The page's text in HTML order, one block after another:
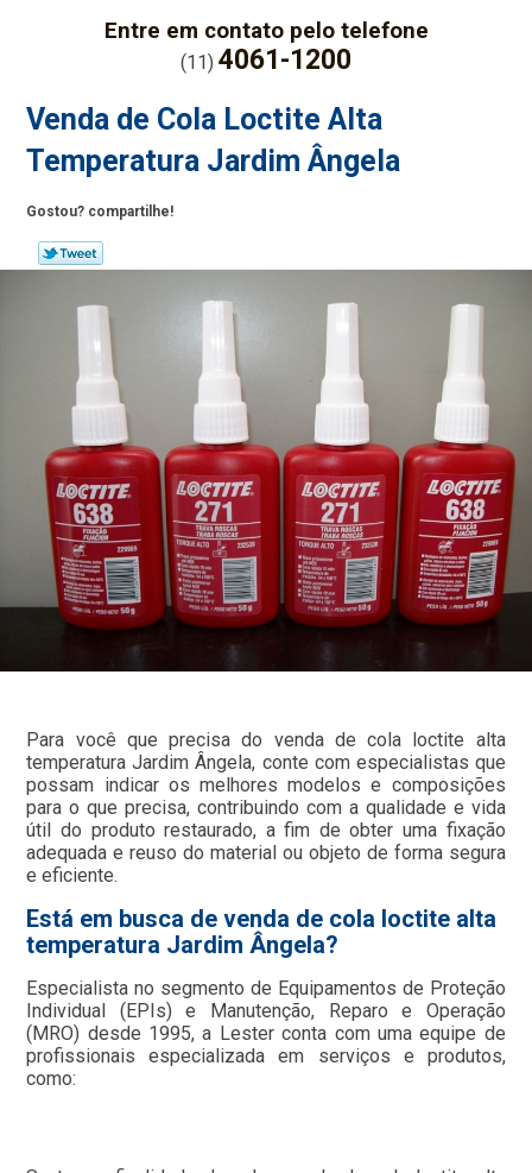
Entre em contato pelo telefone
(11) 4061-1200
Venda de Cola Loctite Alta
Temperatura Jardim Ângela
Gostou? compartilhe!
Para você que precisa do venda de cola loctite alta
temperatura Jardim Ângela, conte com especialistas que
possam indicar os melhores modelos e composições
para o que precisa, contribuindo com a qualidade e vida
útil do produto restaurado, a fim de obter uma fixação
adequada e reuso do material ou objeto de forma segura
e eficiente.
Está em busca de venda de cola loctite alta
temperatura Jardim Ângela?
Especialista no segmento de Equipamentos de Proteção
Individual (EPIs) e Manutenção, Reparo e Operação
(MRO) desde 1995, a Lester conta com uma equipe de
profissionais especializada em serviços e produtos,
como: